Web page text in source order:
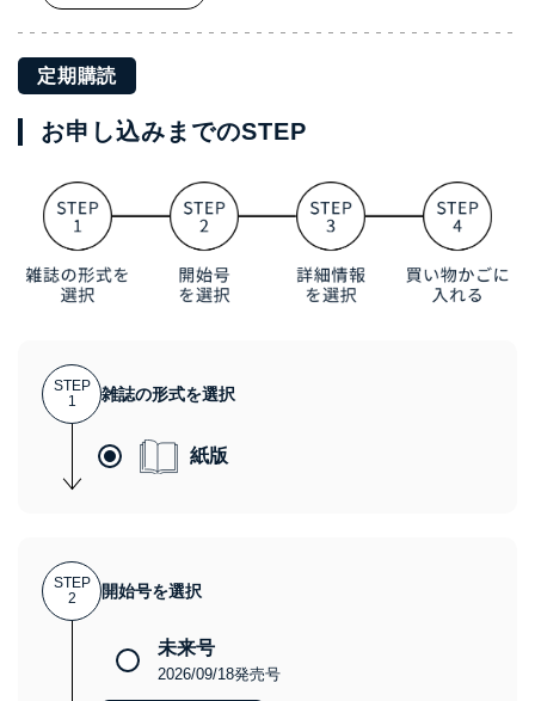
定期購読
お申し込みまでのSTEP
STEP
1
雑誌の形式を選択
紙版
STEP
2
開始号を選択
未来号
2026/09/18発売号